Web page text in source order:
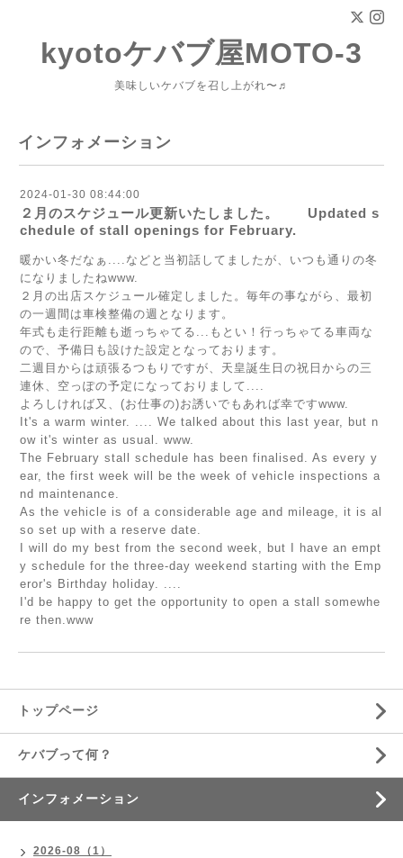
kyotoケバブ屋MOTO-3
美味しいケバブを召し上がれ〜♬
インフォメーション
2024-01-30 08:44:00
２月のスケジュール更新いたしました。 Updated s
chedule of stall openings for February.
暖かい冬だなぁ....などと当初話してましたが、いつも通りの冬
になりましたねwww.
２月の出店スケジュール確定しました。毎年の事ながら、最初
の一週間は車検整備の週となります。
年式も走行距離も逝っちゃてる...もとい！行っちゃてる車両な
ので、予備日も設けた設定となっております。
二週目からは頑張るつもりですが、天皇誕生日の祝日からの三
連休、空っぽの予定になっておりまして....
よろしければ又、(お仕事の)お誘いでもあれば幸ですwww.
It's a warm winter. .... We talked about this last year, but n
ow it's winter as usual. www.
The February stall schedule has been finalised. As every y
ear, the first week will be the week of vehicle inspections a
nd maintenance.
As the vehicle is of a considerable age and mileage, it is al
so set up with a reserve date.
I will do my best from the second week, but I have an empt
y schedule for the three-day weekend starting with the Emp
eror's Birthday holiday. ....
I'd be happy to get the opportunity to open a stall somewhe
re then.www
トップページ
ケバブって何？
インフォメーション
2026-08（1）